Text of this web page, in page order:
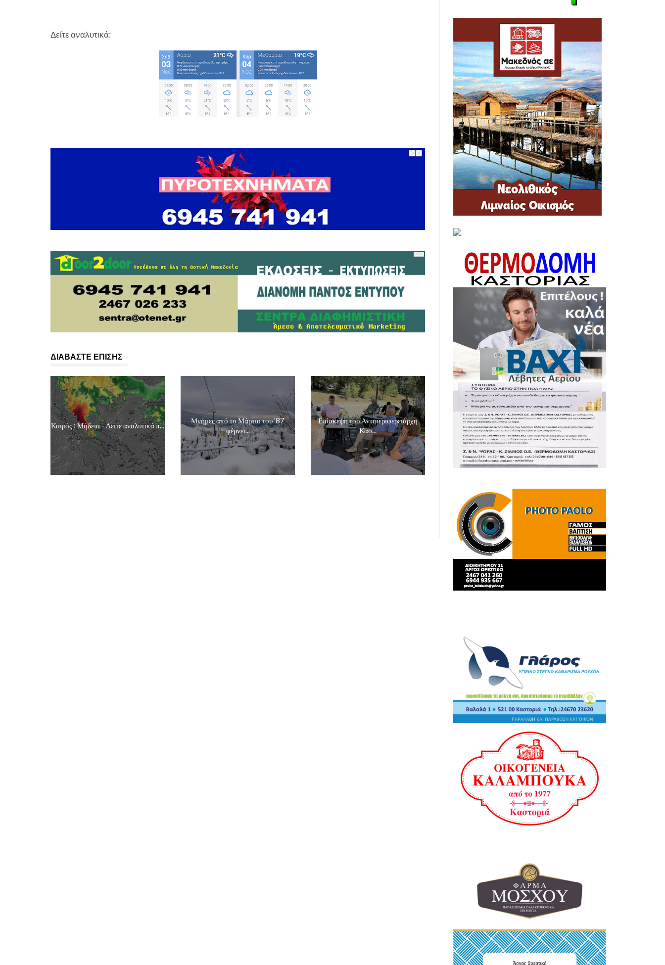
Δείτε αναλυτικά:
ΔΙΑΒΑΣΤΕ ΕΠΙΣΗΣ
Καιρός : Μήδεια - Δείτε αναλυτικά π...
Μνήμες από το Μάρτιο του '87
φέρνει...
Επίσκεψη του Αντιπεριφερειάρχη
Κασ...